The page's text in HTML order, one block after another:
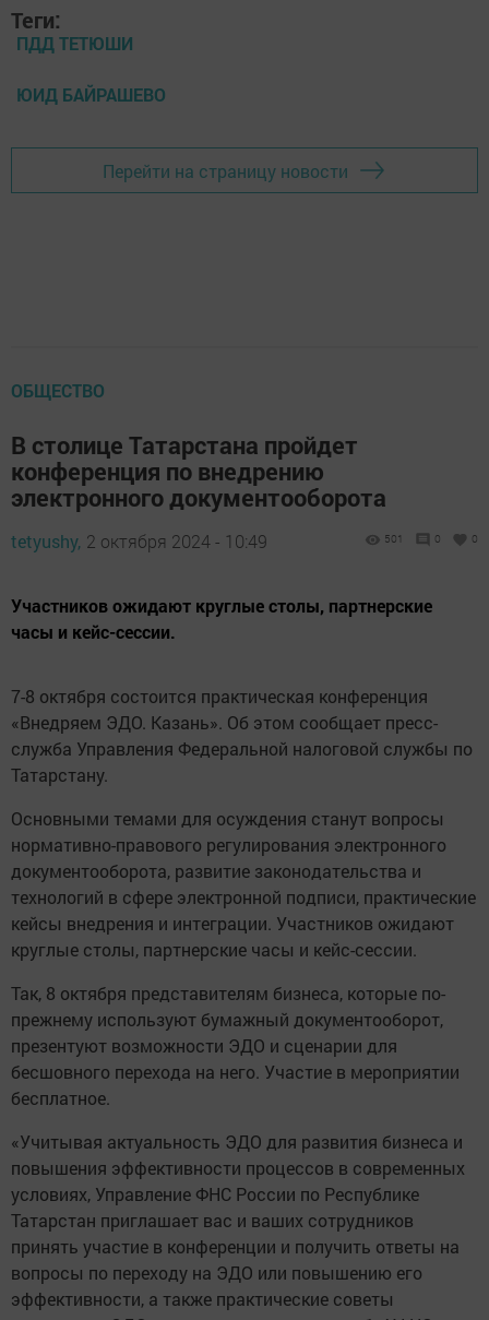
Теги:
ПДД ТЕТЮШИ
ЮИД БАЙРАШЕВО
Перейти на страницу новости
ОБЩЕСТВО
В столице Татарстана пройдет
конференция по внедрению
электронного документооборота
tetyushy, 2 октября 2024 - 10:49 501 0 0
Участников ожидают круглые столы, партнерские
часы и кейс-сессии.
7-8 октября состоится практическая конференция
«Внедряем ЭДО. Казань». Об этом сообщает пресс-
служба Управления Федеральной налоговой службы по
Татарстану.
Основными темами для осуждения станут вопросы
нормативно-правового регулирования электронного
документооборота, развитие законодательства и
технологий в сфере электронной подписи, практические
кейсы внедрения и интеграции. Участников ожидают
круглые столы, партнерские часы и кейс-сессии.
Так, 8 октября представителям бизнеса, которые по-
прежнему используют бумажный документооборот,
презентуют возможности ЭДО и сценарии для
бесшовного перехода на него. Участие в мероприятии
бесплатное.
«Учитывая актуальность ЭДО для развития бизнеса и
повышения эффективности процессов в современных
условиях, Управление ФНС России по Республике
Татарстан приглашает вас и ваших сотрудников
принять участие в конференции и получить ответы на
вопросы по переходу на ЭДО или повышению его
эффективности, а также практические советы